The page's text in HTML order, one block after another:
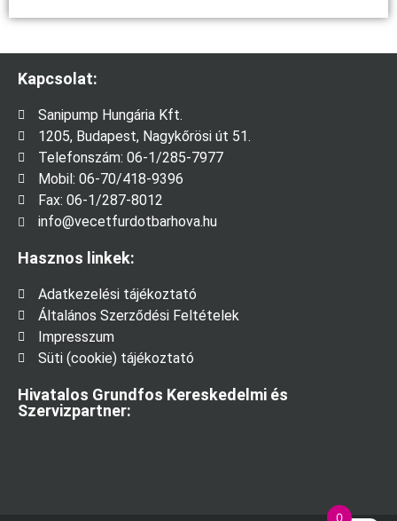
Kapcsolat:
Sanipump Hungária Kft.
1205, Budapest, Nagykőrösi út 51.
Telefonszám: 06-1/285-7977
Mobil: 06-70/418-9396
Fax: 06-1/287-8012
info@vecetfurdotbarhova.hu
Hasznos linkek:
Adatkezelési tájékoztató
Általános Szerződési Feltételek
Impresszum
Süti (cookie) tájékoztató
Hivatalos Grundfos Kereskedelmi és
Szervizpartner:
0